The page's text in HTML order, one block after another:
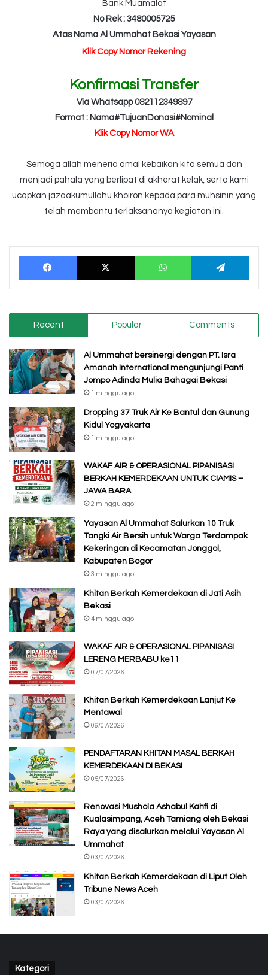
Bank Muamalat
No Rek : 3480005725
Atas Nama Al Ummahat Bekasi Yayasan
Klik Copy Nomor Rekening
Konfirmasi Transfer
Via Whatsapp 082112349897
Format : Nama#TujuanDonasi#Nominal
Klik Copy Nomor WA
Semoga allah meneria amal kebaikan kita semua dan
menjadi pahala yang berlipat di akherat kelak, serta kami
ucapkan jazaakumullahu khoiron kepada para muhsinin yang
telah membantu terlaksananya kegiatan ini.
Facebook X WhatsApp
Recent Popular Comments
Al Ummahat bersinergi dengan PT. Isra
Amanah International mengunjungi Panti
Jompo Adinda Mulia Bahagai Bekasi
1 minggu ago
Dropping 37 Truk Air Ke Bantul dan Gunung
Kidul Yogyakarta
1 minggu ago
WAKAF AIR & OPERASIONAL PIPANISASI
BERKAH KEMERDEKAAN UNTUK CIAMIS –
JAWA BARA
2 minggu ago
Yayasan Al Ummahat Salurkan 10 Truk
Tangki Air Bersih untuk Warga Terdampak
Kekeringan di Kecamatan Jonggol,
Kabupaten Bogor
3 minggu ago
Khitan Berkah Kemerdekaan di Jati Asih
Bekasi
4 minggu ago
WAKAF AIR & OPERASIONAL PIPANISASI
LERENG MERBABU ke11
07/07/2026
Khitan Berkah Kemerdekaan Lanjut Ke
Mentawai
06/07/2026
PENDAFTARAN KHITAN MASAL BERKAH
KEMERDEKAAN DI BEKASI
05/07/2026
Renovasi Mushola Ashabul Kahfi di
Kualasimpang, Aceh Tamiang oleh Bekasi
Raya yang disalurkan melalui Yayasan Al
Ummahat
03/07/2026
Khitan Berkah Kemerdekaan di Liput Oleh
Tribune News Aceh
03/07/2026
Kategori